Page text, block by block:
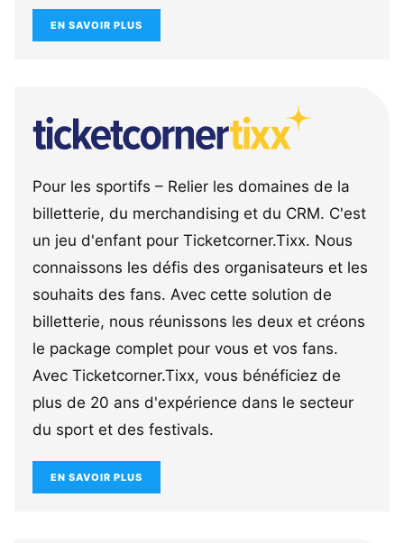
EN SAVOIR PLUS
Pour les sportifs – Relier les domaines de la
billetterie, du merchandising et du CRM. C'est
un jeu d'enfant pour Ticketcorner.Tixx. Nous
connaissons les défis des organisateurs et les
souhaits des fans. Avec cette solution de
billetterie, nous réunissons les deux et créons
le package complet pour vous et vos fans.
Avec Ticketcorner.Tixx, vous bénéficiez de
plus de 20 ans d'expérience dans le secteur
du sport et des festivals.
EN SAVOIR PLUS